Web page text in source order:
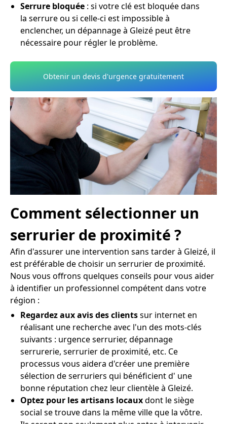
Serrure bloquée : si votre clé est bloquée dans
la serrure ou si celle-ci est impossible à
enclencher, un dépannage à Gleizé peut être
nécessaire pour régler le problème.
Obtenir un devis d'urgence gratuitement
Comment sélectionner un
serrurier de proximité ?
Afin d'assurer une intervention sans tarder à Gleizé, il
est préférable de choisir un serrurier de proximité.
Nous vous offrons quelques conseils pour vous aider
à identifier un professionnel compétent dans votre
région :
Regardez aux avis des clientssur internet en
réalisant une recherche avec l'un des mots-clés
suivants : urgence serrurier, dépannage
serrurerie, serrurier de proximité, etc. Ce
processus vous aidera d'créer une première
sélection de serruriers qui bénéficient d' une
bonne réputation chez leur clientèle à Gleizé.
Optez pour les artisans locauxdont le siège
social se trouve dans la même ville que la vôtre.